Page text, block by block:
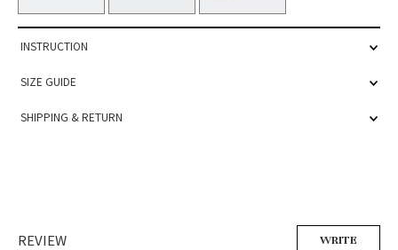
INSTRUCTION
SIZE GUIDE
SHIPPING & RETURN
REVIEW WRITE